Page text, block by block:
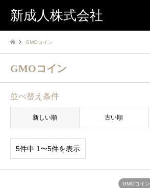
新成人株式会社
GMOコイン
GMOコイン
並べ替え条件
新しい順 古い順
5件中 1〜5件を表示
GMOコイン